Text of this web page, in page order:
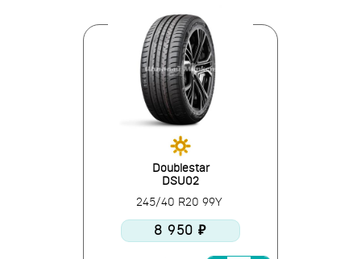
Doublestar
DSU02
245/40 R20 99Y
8 950 ₽